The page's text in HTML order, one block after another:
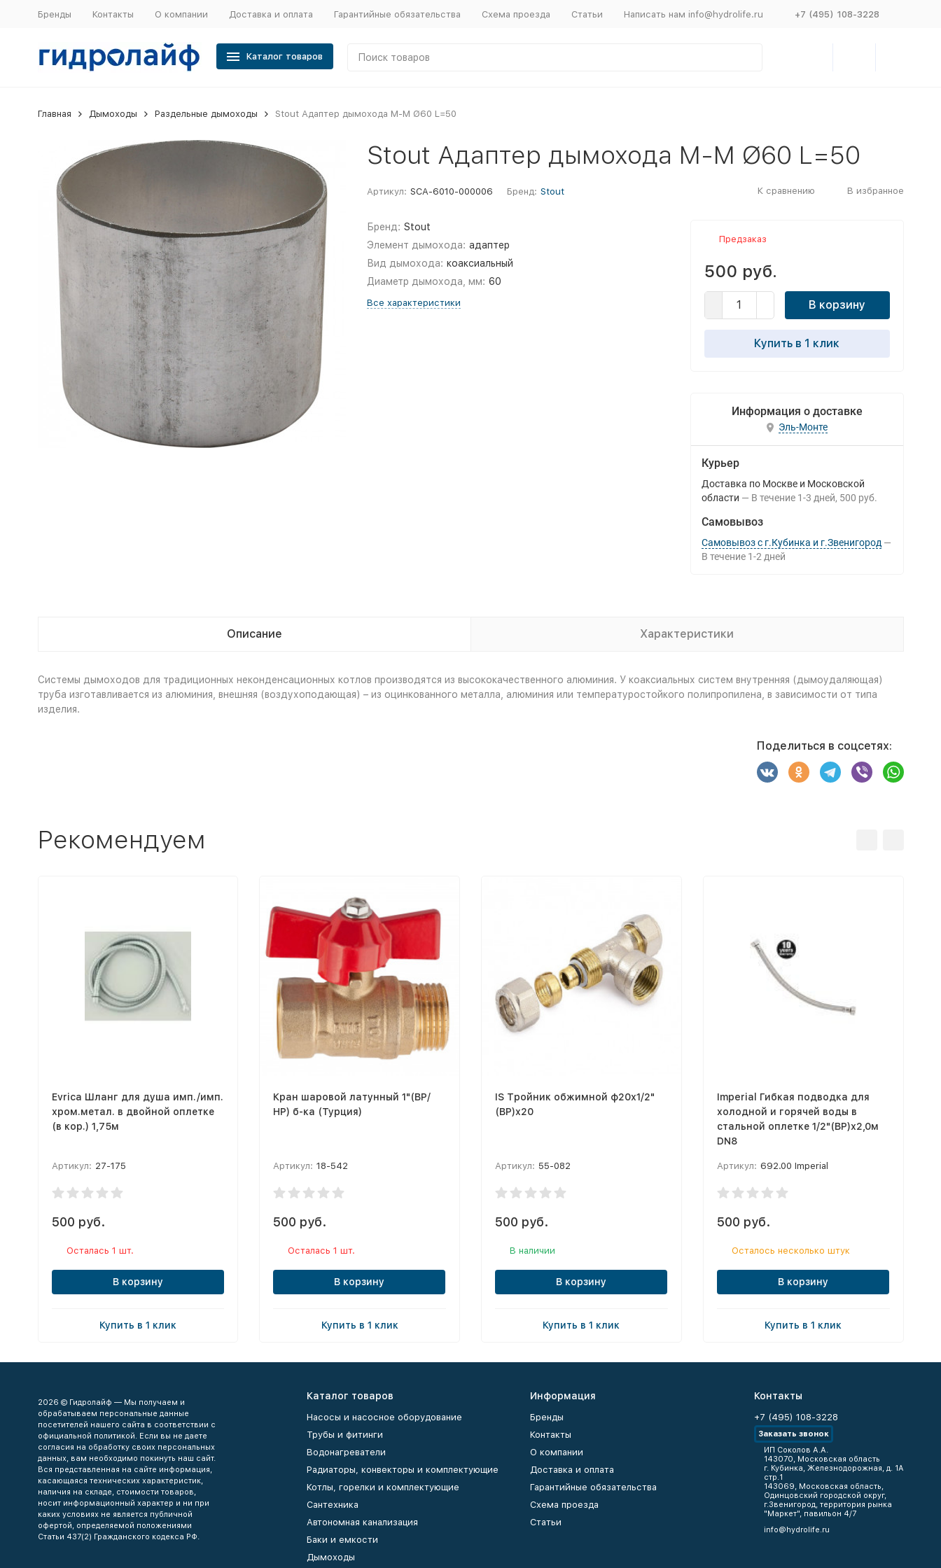
Бренды Контакты О компании Доставка и оплата Гарантийные обязательства Схема проезда Статьи Написать нам info@hydrolife.ru +7 (495) 108-3228
Каталог товаров
Главная Дымоходы Раздельные дымоходы Stout Адаптер дымохода M-M Ø60 L=50
Stout Адаптер дымохода M-M Ø60 L=50
Артикул: SCA-6010-000006 Бренд: Stout К сравнению В избранное
Бренд: Stout
Элемент дымохода: адаптер
Вид дымохода: коаксиальный
Диаметр дымохода, мм: 60
Все характеристики
Предзаказ
500 руб.
В корзину
Купить в 1 клик
Информация о доставке
Эль-Монте
Курьер
Доставка по Москве и Московской
области
В течение 1-3 дней 500 руб.
Самовывоз
Самовывоз с г.Кубинка и г.Звенигород
В течение 1-2 дней
Описание Характеристики
Системы дымоходов для традиционных неконденсационных котлов производятся из высококачественного алюминия. У коаксиальных систем внутренняя (дымоудаляющая)
труба изготавливается из алюминия, внешняя (воздухоподающая) – из оцинкованного металла, алюминия или температуростойкого полипропилена, в зависимости от типа
изделия.
Поделиться в соцсетях:
Рекомендуем
Evrica Шланг для душа имп./имп.
хром.метал. в двойной оплетке
(в кор.) 1,75м
Артикул: 27-175
500 руб.
Осталась 1 шт.
В корзину
Купить в 1 клик
Кран шаровой латунный 1"(ВР/
НР) б-ка (Турция)
Артикул: 18-542
500 руб.
Осталась 1 шт.
В корзину
Купить в 1 клик
IS Тройник обжимной ф20х1/2"
(ВР)х20
Артикул: 55-082
500 руб.
В наличии
В корзину
Купить в 1 клик
Imperial Гибкая подводка для
холодной и горячей воды в
стальной оплетке 1/2"(ВР)х2,0м
DN8
Артикул: 692.00 Imperial
500 руб.
Осталось несколько штук
В корзину
Купить в 1 клик
2026 © Гидролайф — Мы получаем и
обрабатываем персональные данные
посетителей нашего сайта в соответствии с
официальной политикой. Если вы не даете
согласия на обработку своих персональных
данных, вам необходимо покинуть наш сайт.
Вся представленная на сайте информация,
касающаяся технических характеристик,
наличия на складе, стоимости товаров,
носит информационный характер и ни при
каких условиях не является публичной
офертой, определяемой положениями
Статьи 437(2) Гражданского кодекса РФ.
Каталог товаров
Насосы и насосное оборудование
Трубы и фитинги
Водонагреватели
Радиаторы, конвекторы и комплектующие
Котлы, горелки и комплектующие
Сантехника
Автономная канализация
Баки и емкости
Дымоходы
Информация
Бренды
Контакты
О компании
Доставка и оплата
Гарантийные обязательства
Схема проезда
Статьи
Контакты
+7 (495) 108-3228
Заказать звонок
ИП Соколов А.А.
143070, Московская область
г. Кубинка, Железнодорожная, д. 1А
стр.1
143069, Московская область,
Одинцовский городской округ,
г.Звенигород, территория рынка
"Маркет", павильон 4/7
info@hydrolife.ru